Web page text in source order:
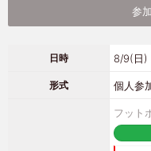
参
日時 8/9(日)
形式 個人参
フット